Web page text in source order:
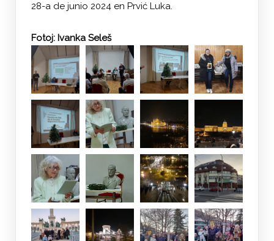
28-a de junio 2024 en Prvić Luka.
Fotoj: Ivanka Seleš